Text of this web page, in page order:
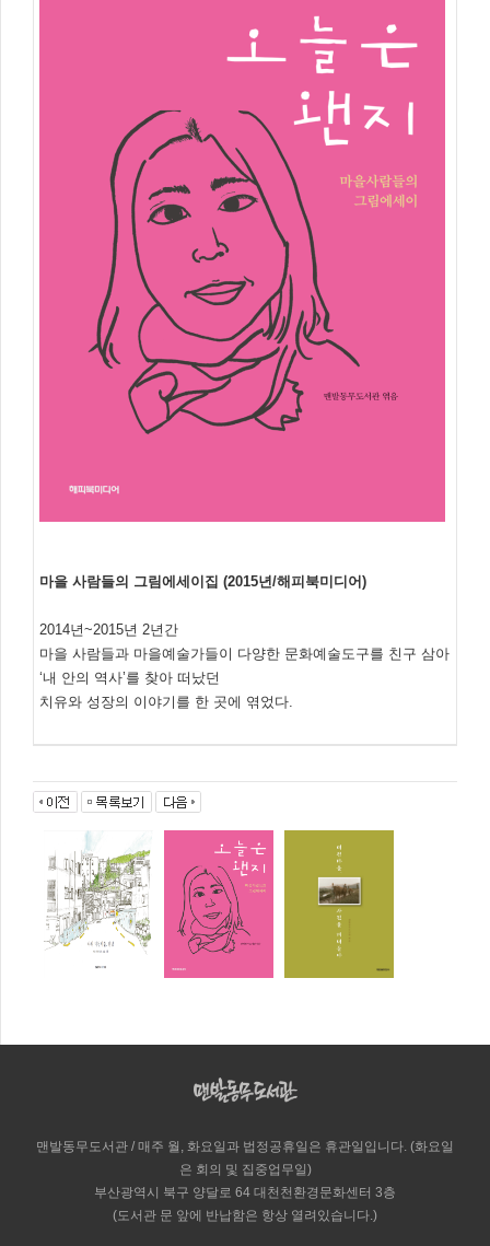
마을 사람들의 그림에세이집 (2015년/해피북미디어)
2014년~2015년 2년간
마을 사람들과 마을예술가들이 다양한 문화예술도구를 친구 삼아
‘내 안의 역사’를 찾아 떠났던
치유와 성장의 이야기를 한 곳에 엮었다.
맨발동무도서관 / 매주 월, 화요일과 법정공휴일은 휴관일입니다. (화요일
은 회의 및 집중업무일)
부산광역시 북구 양달로 64 대천천환경문화센터 3층
(도서관 문 앞에 반납함은 항상 열려있습니다.)